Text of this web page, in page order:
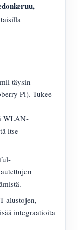
täysin
Pi). Tukee
WLAN-
itse
alustojen,
integraatioita